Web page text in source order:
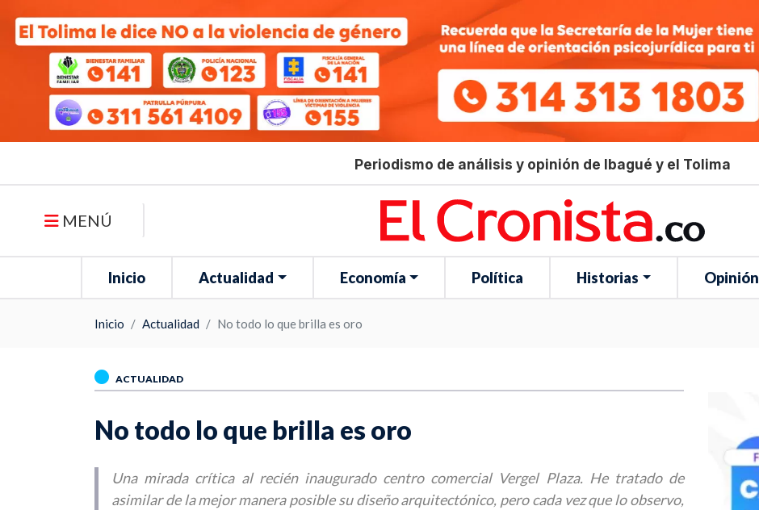
Periodismo de análisis y opinión de Ibagué y el Tolima
MENÚ
Inicio Actualidad Economía Política Historias Opinión
Inicio Actualidad No todo lo que brilla es oro
ACTUALIDAD
No todo lo que brilla es oro
Una mirada crítica al recién inaugurado centro comercial Vergel Plaza. He tratado de
asimilar de la mejor manera posible su diseño arquitectónico, pero cada vez que lo observo,